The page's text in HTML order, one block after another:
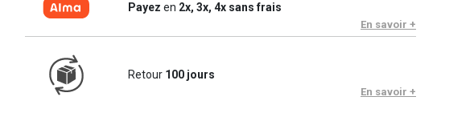
Payez en 2x, 3x, 4x sans frais
En savoir +
Retour 100 jours
En savoir +